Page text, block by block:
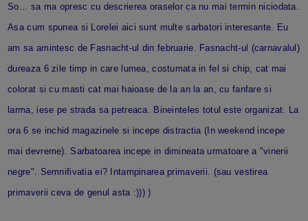
So... sa ma opresc cu descrierea oraselor ca nu mai termin niciodata.
Asa cum spunea si Lorelei aici sunt multe sarbatori interesante. Eu
am sa amintesc de Fasnacht-ul din februarie. Fasnacht-ul (carnavalul)
dureaza 6 zile timp in care lumea, costumata in fel si chip, cat mai
colorat si cu masti cat mai haioase de la an la an, cu fanfare si
larma, iese pe strada sa petreaca. Bineinteles totul este organizat. La
ora 6 se inchid magazinele si incepe distractia (In weekend incepe
mai devreme). Sarbatoarea incepe in dimineata urmatoare a "vinerii
negre". Semnifivatia ei? Intampinarea primaverii. (sau vestirea
primaverii ceva de genul asta :))) )